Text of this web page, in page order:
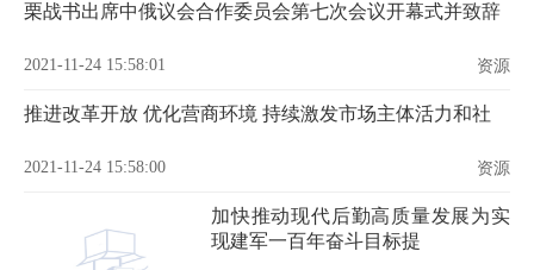
栗战书出席中俄议会合作委员会第七次会议开幕式并致辞
2021-11-24 15:58:01 资源
推进改革开放 优化营商环境 持续激发市场主体活力和社
2021-11-24 15:58:00 资源
加快推动现代后勤高质量发展为实
现建军一百年奋斗目标提